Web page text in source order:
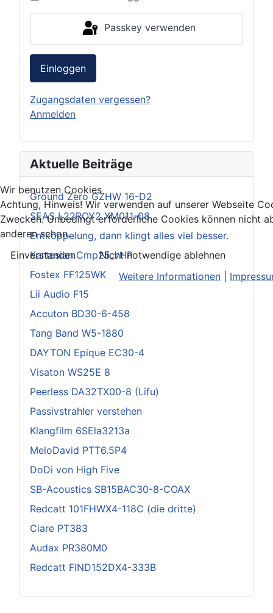
Passkey verwenden
Einloggen
Zugangsdaten vergessen?
Anmelden
Aktuelle Beiträge
Ground Zero GZHW 16-D2
SEAS L22ROY2 XM011-08
Entkoppelung, dann klingt alles viel besser.
Kartesian Cmp25_vHP
Fostex FF125WK
Lii Audio F15
Accuton BD30-6-458
Tang Band W5-1880
DAYTON Epique EC30-4
Visaton WS25E 8
Peerless DA32TX00-8 (Lifu)
Passivstrahler verstehen
Klangfilm 6SEla3213a
MeloDavid PTT6.5P4
DoDi von High Five
SB-Acoustics SB15BAC30-8-COAX
Redcatt 101FHWX4-118C (die dritte)
Ciare PT383
Audax PR380M0
Redcatt FIND152DX4-333B
Wir benutzen Cookies
Achtung, Hinweis! Wir verwenden auf unserer Webseite
Zwecken. Unbedingt erforderliche Cookies können nicht
anderen schon.
Einverstanden
Nicht notwendige ablehnen
Weitere Informationen